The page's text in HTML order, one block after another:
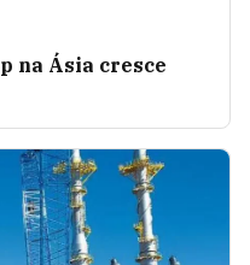
na Ásia cresce